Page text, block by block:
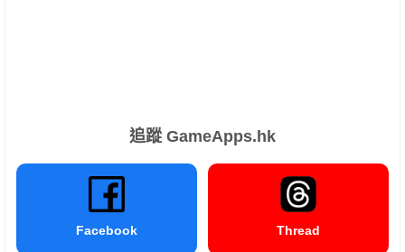
追蹤 GameApps.hk
Facebook Thread